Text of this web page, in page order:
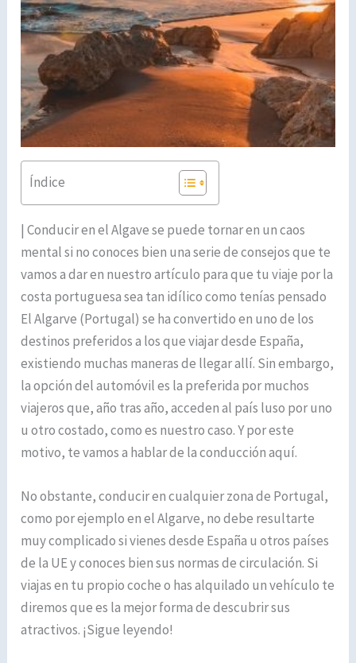
Índice
| Conducir en el Algave se puede tornar en un caos
mental si no conoces bien una serie de consejos que te
vamos a dar en nuestro artículo para que tu viaje por la
costa portuguesa sea tan idílico como tenías pensado
El Algarve (Portugal) se ha convertido en uno de los
destinos preferidos a los que viajar desde España,
existiendo muchas maneras de llegar allí. Sin embargo,
la opción del automóvil es la preferida por muchos
viajeros que, año tras año, acceden al país luso por uno
u otro costado, como es nuestro caso. Y por este
motivo, te vamos a hablar de la conducción aquí.
No obstante, conducir en cualquier zona de Portugal,
como por ejemplo en el Algarve, no debe resultarte
muy complicado si vienes desde España u otros países
de la UE y conoces bien sus normas de circulación. Si
viajas en tu propio coche o has alquilado un vehículo te
diremos que es la mejor forma de descubrir sus
atractivos. ¡Sigue leyendo!